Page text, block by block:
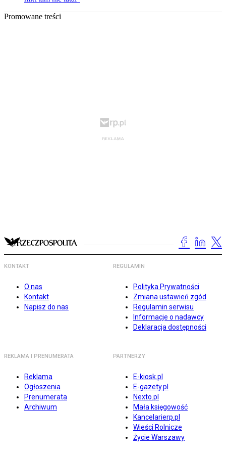
Promowane treści
KONTAKT
O nas
Kontakt
Napisz do nas
REGULAMIN
Polityka Prywatności
Zmiana ustawień zgód
Regulamin serwisu
Informacje o nadawcy
Deklaracja dostępności
REKLAMA I PRENUMERATA
Reklama
Ogłoszenia
Prenumerata
Archiwum
PARTNERZY
E-kiosk.pl
E-gazety.pl
Nexto.pl
Mała księgowość
Kancelarierp.pl
Wieści Rolnicze
Życie Warszawy